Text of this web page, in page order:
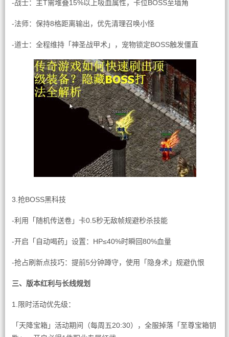
-战士：主T需堆叠15%以上吸血属性，卡位BOSS至墙角
-法师：保持8格距离输出，优先清理召唤小怪
-道士：全程维持「神圣战甲术」，宠物锁定BOSS触发僵直
3.抢BOSS黑科技
-利用「随机传送卷」卡0.5秒无敌帧规避秒杀技能
-开启「自动喝药」设置：HP≤40%时瞬回80%血量
-抢占刷新点技巧：提前5分钟蹲守，使用「隐身术」规避仇恨
三、版本红利与长线规划
1.限时活动优先级：
「天降宝箱」活动期间（每周五20:30），全服掉落「至尊宝箱钥